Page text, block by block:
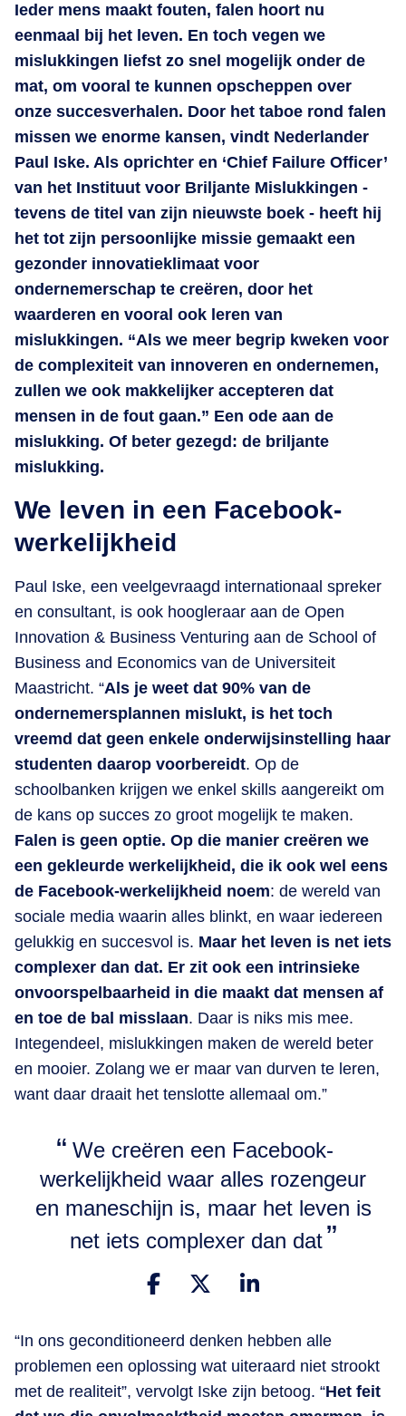
Ieder mens maakt fouten, falen hoort nu
eenmaal bij het leven. En toch vegen we
mislukkingen liefst zo snel mogelijk onder de
mat, om vooral te kunnen opscheppen over
onze succesverhalen. Door het taboe rond falen
missen we enorme kansen, vindt Nederlander
Paul Iske. Als oprichter en ‘Chief Failure Officer’
van het Instituut voor Briljante Mislukkingen -
tevens de titel van zijn nieuwste boek - heeft hij
het tot zijn persoonlijke missie gemaakt een
gezonder innovatieklimaat voor
ondernemerschap te creëren, door het
waarderen en vooral ook leren van
mislukkingen. “Als we meer begrip kweken voor
de complexiteit van innoveren en ondernemen,
zullen we ook makkelijker accepteren dat
mensen in de fout gaan.” Een ode aan de
mislukking. Of beter gezegd: de briljante
mislukking.
We leven in een Facebook-
werkelijkheid
Paul Iske, een veelgevraagd internationaal spreker
en consultant, is ook hoogleraar aan de Open
Innovation & Business Venturing aan de School of
Business and Economics van de Universiteit
Maastricht. “Als je weet dat 90% van de
ondernemersplannen mislukt, is het toch
vreemd dat geen enkele onderwijsinstelling haar
studenten daarop voorbereidt. Op de
schoolbanken krijgen we enkel skills aangereikt om
de kans op succes zo groot mogelijk te maken.
Falen is geen optie. Op die manier creëren we
een gekleurde werkelijkheid, die ik ook wel eens
de Facebook-werkelijkheid noem: de wereld van
sociale media waarin alles blinkt, en waar iedereen
gelukkig en succesvol is. Maar het leven is net iets
complexer dan dat. Er zit ook een intrinsieke
onvoorspelbaarheid in die maakt dat mensen af
en toe de bal misslaan. Daar is niks mis mee.
Integendeel, mislukkingen maken de wereld beter
en mooier. Zolang we er maar van durven te leren,
want daar draait het tenslotte allemaal om.”
We creëren een Facebook-
werkelijkheid waar alles rozengeur
en maneschijn is, maar het leven is
net iets complexer dan dat
“In ons geconditioneerd denken hebben alle
problemen een oplossing wat uiteraard niet strookt
met de realiteit”, vervolgt Iske zijn betoog. “Het feit